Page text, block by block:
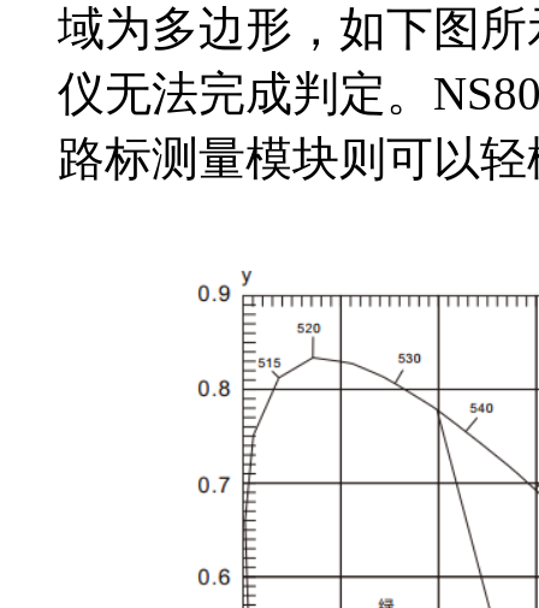
域为多边形，如下图
仪无法完成判定。
路标测量模块则可以